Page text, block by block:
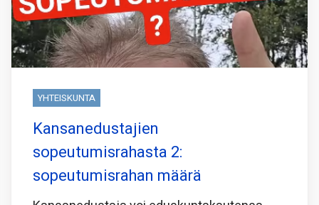
YHTEISKUNTA
Kansanedustajien
sopeutumisrahasta 2:
sopeutumisrahan määrä